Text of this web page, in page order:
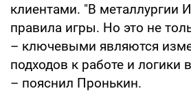
клиентами. "В металлургии
правила игры. Но это не
– ключевыми являются
подходов к работе и логики
– пояснил Пронькин.